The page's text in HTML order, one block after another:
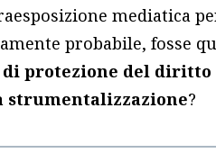
mediatica
probabile, fosse
di protezione del diritto
strumentalizzazione?